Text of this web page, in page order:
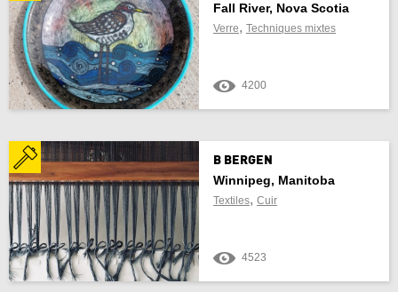
Fall River, Nova Scotia
Verre, Techniques mixtes
4200
B BERGEN
Winnipeg, Manitoba
Textiles, Cuir
4523